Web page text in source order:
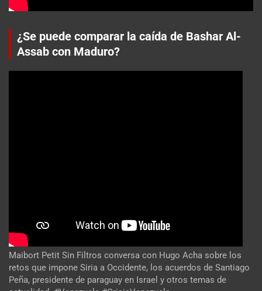
¿Se puede comparar la caída de Bashar Al-
Assab con Maduro?
Maibort Petit Sin Filtros conversa con Hugo Acha sobre los
retos que impone Siria a Occidente, los acuerdos de Santiago
Peña, presidente de paraguay en Israel y otros temas de